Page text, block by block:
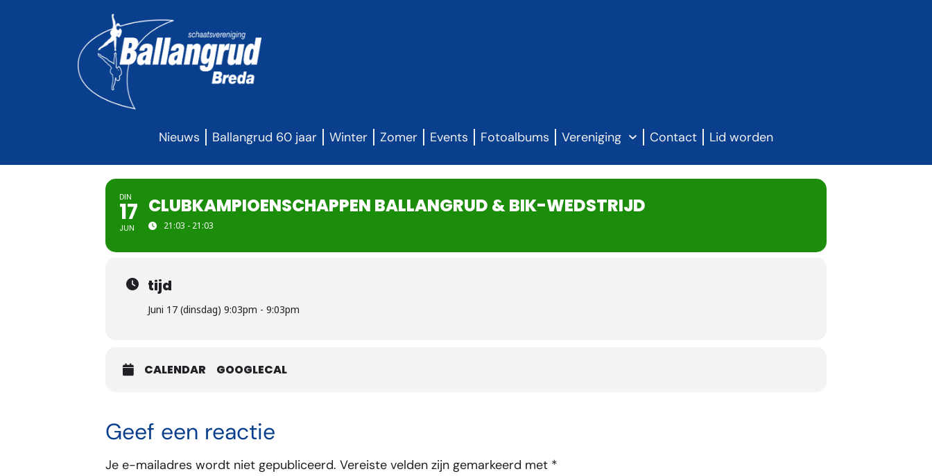
Nieuws Ballangrud 60 jaar Winter Zomer Events Fotoalbums Vereniging Contact Lid worden
DIN
17
JUN
CLUBKAMPIOENSCHAPPEN BALLANGRUD & BIK-WEDSTRIJD
21:03 - 21:03
tijd
Juni 17 (dinsdag) 9:03pm - 9:03pm
CALENDAR GOOGLECAL
Geef een reactie
Je e-mailadres wordt niet gepubliceerd. Vereiste velden zijn gemarkeerd met *